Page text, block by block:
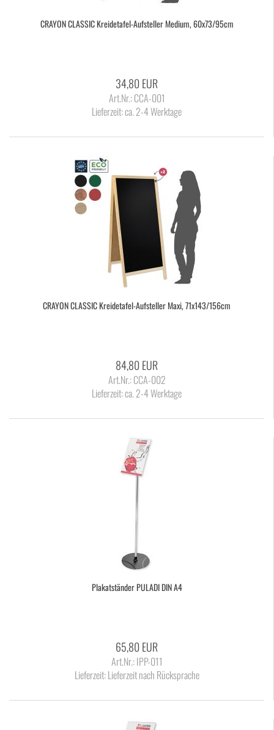
CRAY­ON CLAS­SIC Kreidetafel-​​Auf­stel­ler Me­di­um, 60x73/95cm
34,80 EUR
Art.Nr.: CCA-001
Lieferzeit:ca. 2-4 Werktage
CRAY­ON CLAS­SIC Kreidetafel-​​Auf­stel­ler Maxi, 71x143/156cm
84,80 EUR
Art.Nr.: CCA-002
Lieferzeit:ca. 2-4 Werktage
Pla­kat­stän­der PU­LA­DI DIN A4
65,80 EUR
Art.Nr.: IPP-011
Lieferzeit:Lieferzeit nach Rücksprache